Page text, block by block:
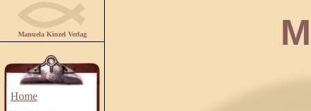
Manuela Kinzel Verlag
Home